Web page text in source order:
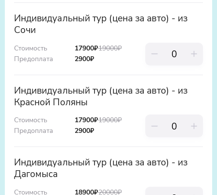
Нотариальная доверенность на ребенка
для выезда за границу, если ребенок
отправляется в поездку НЕ с родителями
(это согласие родителей, заверенное
Индивидуальный тур (цена за авто) - из
Сочи
Стоимость
Предоплата
17900₽19000₽
2900₽
Индивидуальный тур (цена за авто) - из
Красной Поляны
Стоимость
Предоплата
17900₽19000₽
2900₽
Индивидуальный тур (цена за авто) - из
Дагомыса
Стоимость
18900₽20000₽